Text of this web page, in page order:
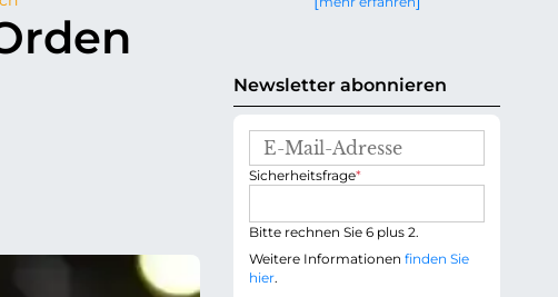
e
n
Newsletter abonnieren
M
l
-
A
P
i
c
h
t
Sicherheitsfrage*
Bitte rechnen Sie 6 plus 2.
Weitere Informationen finden Sie
hier.